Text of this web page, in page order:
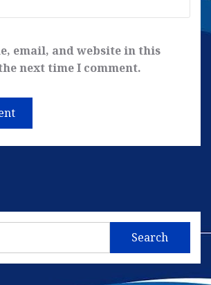
email, and website in this
next time I comment.
Search